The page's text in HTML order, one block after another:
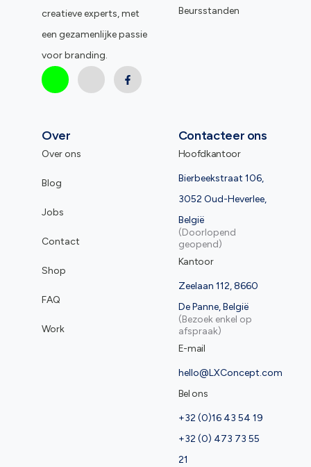
creatieve experts, met
een gezamenlijke passie
voor branding.
Beursstanden
Over
Over ons
Blog
Jobs
Contact
Shop
FAQ
Work
Contacteer ons
Hoofdkantoor
Bierbeekstraat 106,
3052 Oud-Heverlee,
België
(Doorlopend
geopend)
Kantoor
Zeelaan 112, 8660
De Panne, België
(Bezoek enkel op
afspraak)
E-mail
hello@LXConcept.com
Bel ons
+32 (0)16 43 54 19
+32 (0) 473 73 55
21